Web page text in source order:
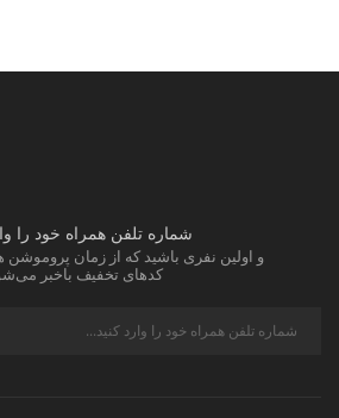
شماره تلفن همراه خود را
و اولین نفری باشید که از زمان پروموشن
کدهای تخفیف باخبر